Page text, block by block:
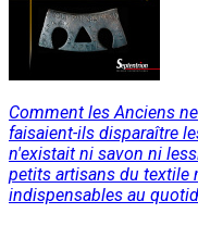
Comment les Anciens
faisaient-ils disparaître
n'existait ni savon ni
petits artisans du textile
indispensables au